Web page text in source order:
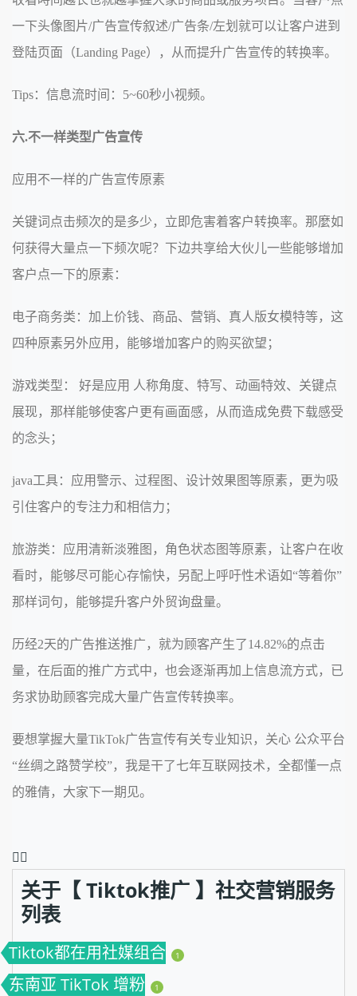
一下头像图片/广告宣传叙述/广告条/左划就可以让客户进到
登陆页面（Landing Page），从而提升广告宣传的转换率。
Tips：信息流时间：5~60秒小视频。
六.不一样类型广告宣传
应用不一样的广告宣传原素
关键词点击频次的是多少，立即危害着客户转换率。那麼如
何获得大量点一下频次呢？下边共享给大伙儿一些能够增加
客户点一下的原素：
电子商务类：加上价钱、商品、营销、真人版女模特等，这
四种原素另外应用，能够增加客户的购买欲望；
游戏类型： 好是应用 人称角度、特写、动画特效、关键点
展现，那样能够使客户更有画面感，从而造成免费下载感受
的念头；
java工具：应用警示、过程图、设计效果图等原素，更为吸
引住客户的专注力和相信力；
旅游类：应用清新淡雅图，角色状态图等原素，让客户在收
看时，能够尽可能心存愉快，另配上呼吁性术语如“等着你”
那样词句，能够提升客户外贸询盘量。
历经2天的广告推送推广，就为顾客产生了14.82%的点击
量，在后面的推广方式中，也会逐渐再加上信息流方式，已
务求协助顾客完成大量广告宣传转换率。
要想掌握大量TikTok广告宣传有关专业知识，关心 公众平台
“丝绸之路赞学校”，我是干了七年互联网技术，全都懂一点
的雅倩，大家下一期见。
❤️‍🔥
关于【 Tiktok推广 】社交营销服务
列表
Tiktok都在用社媒组合 1
东南亚 TikTok 增粉 1